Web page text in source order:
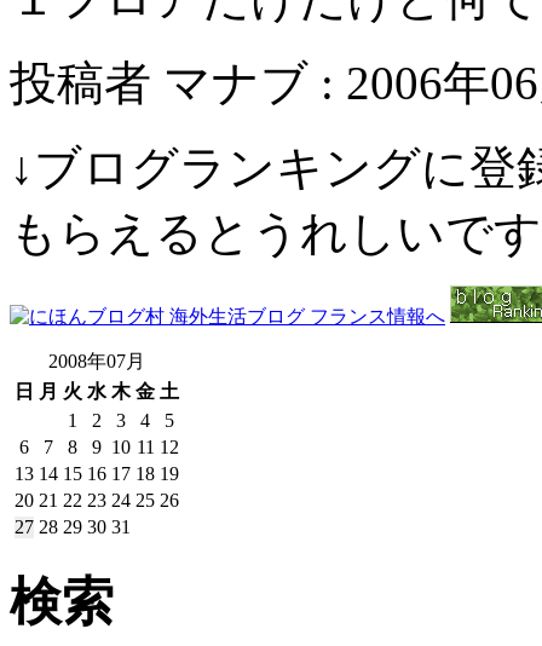
投稿者 マナブ : 2006年
↓ブログランキングに登
もらえるとうれしいで
2008年07月
日
月 火 水 木 金 土
1
2 3 4
5
6
7 8 9 10 11 12
13 14 15 16 17 18 19
20 21 22 23 24 25 26
27 28 29 30 31
検索